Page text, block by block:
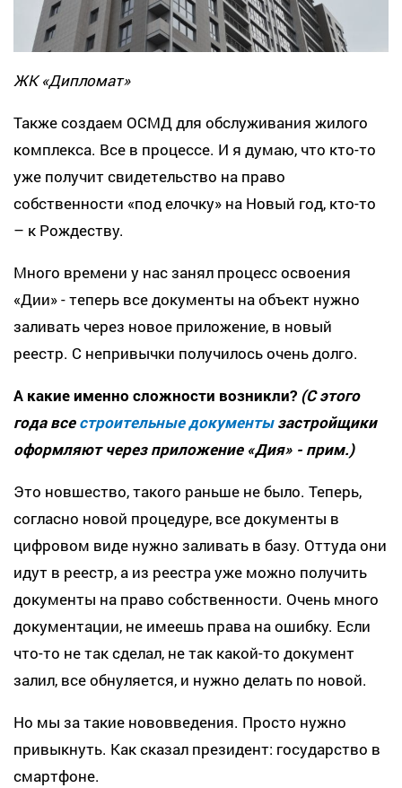
ЖК «Дипломат»
Также создаем ОСМД для обслуживания жилого
комплекса. Все в процессе. И я думаю, что кто-то
уже получит свидетельство на право
собственности «под елочку» на Новый год, кто-то
– к Рождеству.
Много времени у нас занял процесс освоения
«Дии» - теперь все документы на объект нужно
заливать через новое приложение, в новый
реестр. С непривычки получилось очень долго.
А какие именно сложности возникли? (С этого
года всестроительные документызастройщики
оформляют через приложение «Дия» - прим.)
Это новшество, такого раньше не было. Теперь,
согласно новой процедуре, все документы в
цифровом виде нужно заливать в базу. Оттуда они
идут в реестр, а из реестра уже можно получить
документы на право собственности. Очень много
документации, не имеешь права на ошибку. Если
что-то не так сделал, не так какой-то документ
залил, все обнуляется, и нужно делать по новой.
Но мы за такие нововведения. Просто нужно
привыкнуть. Как сказал президент: государство в
смартфоне.